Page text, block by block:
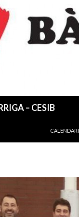
– CESIB